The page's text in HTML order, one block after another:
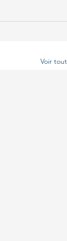
Voir tout